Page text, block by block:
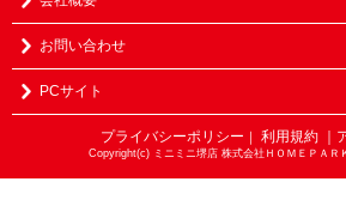
お問い合わせ
PCサイト
プライバシーポリシー ｜ 利用規約 ｜
Copyright(c) ミニミニ堺店 株式会社ＨＯＭＥＰＡＲ